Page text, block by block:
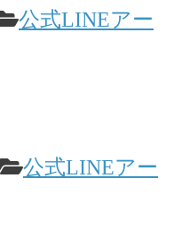
公式LINEアー
公式LINEアー